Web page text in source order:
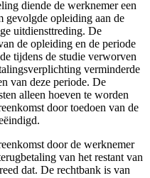
diende de werknemer een
gevolgde opleiding aan de
uitdiensttreding. De
de opleiding en de periode
tijdens de studie verworven
verminderde
van deze periode. De
alleen hoeven te worden
door toedoen van de
door de werknemer
van het restant van
dat. De rechtbank is van